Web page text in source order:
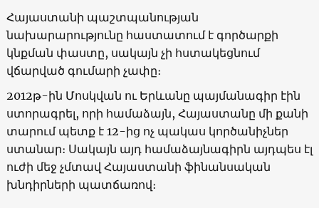
Հայաստանի պաշտպանության
նախարարությունը հաստատում է գործարքի
կնքման փաստը, սակայն չի հստակեցնում
վճարված գումարի չափը։
2012թ-ին Մոսկվան ու Երևանը պայմանագիր էին
ստորագրել, որի համաձայն, Հայաստանը մի քանի
տարում պետք է 12-ից ոչ պակաս կործանիչներ
ստանար։ Սակայն այդ համաձայնագիրն այդպես էլ
ուժի մեջ չմտավ Հայաստանի ֆինանսական
խնդիրների պատճառով։